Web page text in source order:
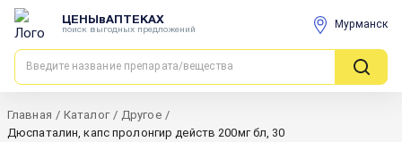
ЦЕНЫвАПТЕКАХ
поиск выгодных предложений Мурманск
Главная / Каталог / Другое /
Дюспаталин, капс пролонгир действ 200мг бл, 30